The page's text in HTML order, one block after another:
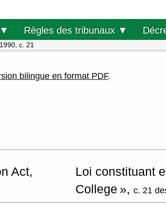
Règles des tribunaux ▼
c. 21
bilingue en format PDF.
Act,
Loi constituant
College », c. 21